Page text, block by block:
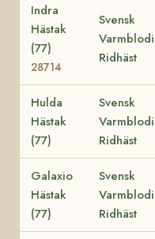
Indra
Hästak
(77)
28714
Svensk
Ridhäst
Hulda
Hästak
(77)
Svensk
Ridhäst
Galaxio
Hästak
(77)
Svensk
Ridhäst